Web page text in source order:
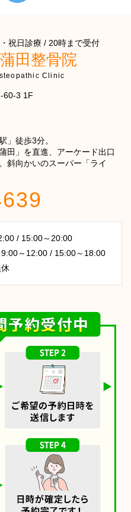
祝日診療 / 20時まで受付
田整骨院
Clinic
60-3 1F
」徒歩3分。
田」を直進、アーケード出口
斜向かいのスーパー「ライ
/ 15:00～20:00
～12:00 / 15:00～18:00